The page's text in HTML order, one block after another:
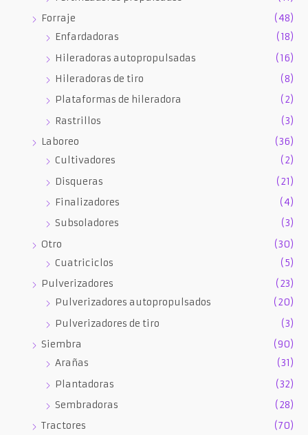
Forraje
(48)
Enfardadoras
(18)
Hileradoras autopropulsadas
(16)
Hileradoras de tiro
(8)
Plataformas de hileradora
(2)
Rastrillos
(3)
Laboreo
(36)
Cultivadores
(2)
Disqueras
(21)
Finalizadores
(4)
Subsoladores
(3)
Otro
(30)
Cuatriciclos
(5)
Pulverizadores
(23)
Pulverizadores autopropulsados
(20)
Pulverizadores de tiro
(3)
Siembra
(90)
Arañas
(31)
Plantadoras
(32)
Sembradoras
(28)
Tractores
(70)